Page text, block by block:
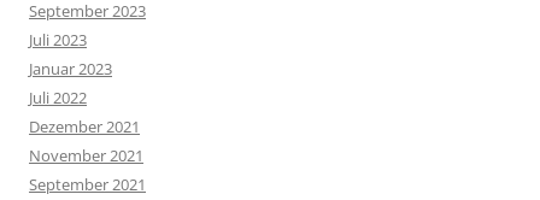
September 2023
Juli 2023
Januar 2023
Juli 2022
Dezember 2021
November 2021
September 2021